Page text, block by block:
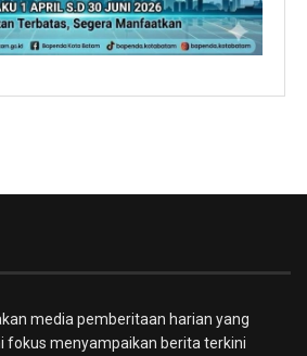
media pemberitaan harian yang
fokus menyampaikan berita terkini